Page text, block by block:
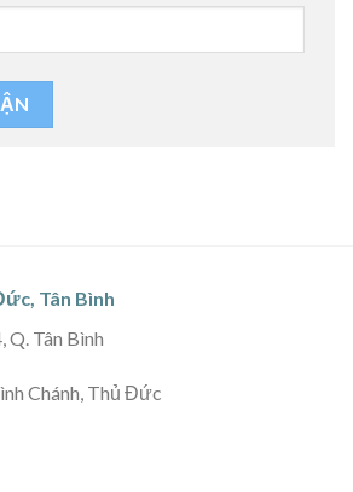
Tân Bình
Q. Tân Bình
Chánh, Thủ Đức